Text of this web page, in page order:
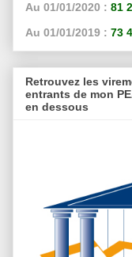
Au 01/01/2020 : 81
Au 01/01/2019 : 73
Retrouvez les
entrants de mon
en dessous